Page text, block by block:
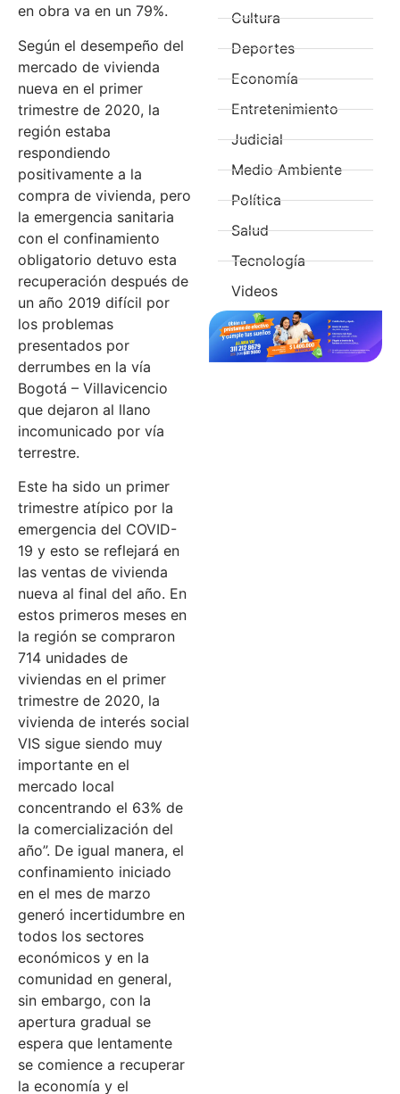
en obra va en un 79%.
Según el desempeño del
mercado de vivienda
nueva en el primer
trimestre de 2020, la
región estaba
respondiendo
positivamente a la
compra de vivienda, pero
la emergencia sanitaria
con el confinamiento
obligatorio detuvo esta
recuperación después de
un año 2019 difícil por
los problemas
presentados por
derrumbes en la vía
Bogotá – Villavicencio
que dejaron al llano
incomunicado por vía
terrestre.
Este ha sido un primer
trimestre atípico por la
emergencia del COVID-
19 y esto se reflejará en
las ventas de vivienda
nueva al final del año. En
estos primeros meses en
la región se compraron
714 unidades de
viviendas en el primer
trimestre de 2020, la
vivienda de interés social
VIS sigue siendo muy
importante en el
mercado local
concentrando el 63% de
la comercialización del
año”. De igual manera, el
confinamiento iniciado
en el mes de marzo
generó incertidumbre en
todos los sectores
económicos y en la
comunidad en general,
sin embargo, con la
apertura gradual se
espera que lentamente
se comience a recuperar
la economía y el
Cultura
Deportes
Economía
Entretenimiento
Judicial
Medio Ambiente
Política
Salud
Tecnología
Videos